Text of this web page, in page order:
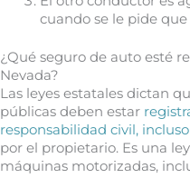
cuando se le pide
¿Qué seguro de auto esté
Nevada?
Las leyes estatales dictan
públicas deben estar
responsabilidad civil, incluso
por el propietario. Es una
máquinas motorizadas,